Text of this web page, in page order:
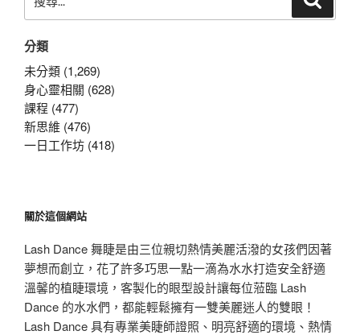
尋
鍵
字:
分類
未分類 (1,269)
身心靈相關 (628)
課程 (477)
新思維 (476)
一日工作坊 (418)
關於這個網站
Lash Dance 舞睫是由三位親切熱情美麗活潑的女孩們因著
夢想而創立，花了許多巧思一點一滴為水水打造安全舒適
溫馨的植睫環境，客製化的眼型設計讓每位蒞臨 Lash
Dance 的水水們，都能輕鬆擁有一雙美麗迷人的雙眼！
Lash Dance 具有專業美睫師證照、明亮舒適的環境、熱情